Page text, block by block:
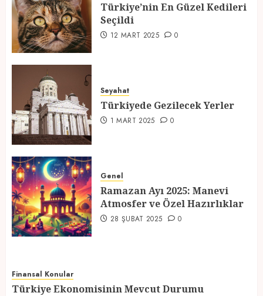
3
12 MART 2025 0
4
1 MART 2025
5
Atmosfer ve Özel Hazırlıklar
28 ŞUBAT 2025 0
Türkiye’nin En Güzel Kedileri
Seçildi
12 MART 2025 0
Seyahat
Türkiyede Gezilecek Yerler
1 MART 2025 0
Genel
Ramazan Ayı 2025: Manevi
Atmosfer ve Özel Hazırlıklar
28 ŞUBAT 2025 0
Finansal Konular
Türkiye Ekonomisinin Mevcut Durumu